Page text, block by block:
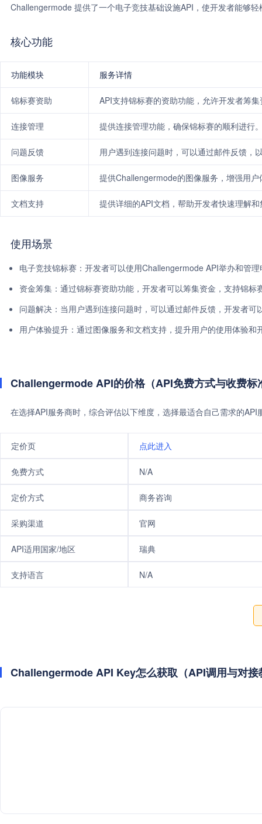
Challengermode 提供了一个电子竞技基础设施API，使开发者能够
核心功能
功能模块 服务详情
锦标赛资助 API支持锦标赛的资助功能，允许开发者筹
连接管理 提供连接管理功能，确保锦标赛的顺利进行
问题反馈 用户遇到连接问题时，可以通过邮件反馈，
图像服务 提供Challengermode的图像服务，增强用户
文档支持 提供详细的API文档，帮助开发者快速理解
使用场景
电子竞技锦标赛：开发者可以使用Challengermode API举办和管
资金筹集：通过锦标赛资助功能，开发者可以筹集资金，支持锦标
问题解决：当用户遇到连接问题时，可以通过邮件反馈，开发者可
用户体验提升：通过图像服务和文档支持，提升用户的使用体验和
Challengermode API的价格（API免费方式与收费标
在选择API服务商时，综合评估以下维度，选择最适合自己需求的
定价页 点此进入
免费方式 N/A
定价方式 商务咨询
采购渠道 官网
API适用国家/地区 瑞典
支持语言 N/A
Challengermode API Key怎么获取（API调用与对接